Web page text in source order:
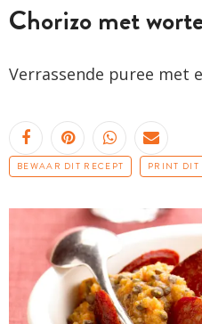
Chorizo met
Verrassende puree met
BEWAAR DIT RECEPT PRINT DIT